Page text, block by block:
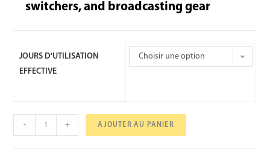
switchers, and broadcasting gear
JOURS D'UTILISATION
EFFECTIVE
Choisir une option
- + AJOUTER AU PANIER